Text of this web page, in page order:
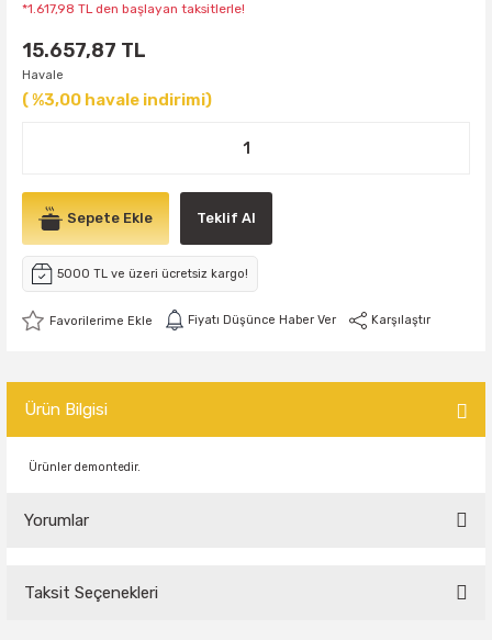
*1.617,98 TL den başlayan taksitlerle!
15.657,87 TL
Havale
( %3,00 havale indirimi)
Sepete Ekle Teklif Al
5000 TL ve üzeri ücretsiz kargo!
Fiyatı Düşünce Haber Ver Karşılaştır
Ürün Bilgisi
Ürünler demontedir.
Yorumlar
Taksit Seçenekleri